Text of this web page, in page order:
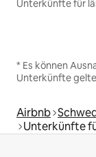
* Es können
Unterkünfte
Airbnb
Unterkünfte